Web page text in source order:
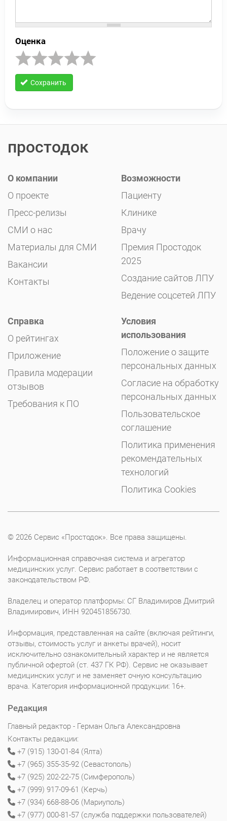
Оценка
Сохранить
простодок
О компании
О проекте
Пресс-релизы
СМИ о нас
Материалы для СМИ
Вакансии
Контакты
Возможности
Пациенту
Клинике
Врачу
Премия Простодок
2025
Создание сайтов ЛПУ
Ведение соцсетей ЛПУ
Справка
О рейтингах
Приложение
Правила модерации
отзывов
Требования к ПО
Условия
использования
Положение о защите
персональных данных
Согласие на обработку
персональных данных
Пользовательское
соглашение
Политика применения
рекомендательных
технологий
Политика Cookies
© 2026 Сервис «Простодок». Все права защищены.
Информационная справочная система и агрегатор
медицинских услуг. Сервис работает в соответствии с
законодательством РФ.
Владелец и оператор платформы: СГ Владимиров Дмитрий
Владимирович, ИНН 920451856730.
Информация, представленная на сайте (включая рейтинги,
отзывы, стоимость услуг и анкеты врачей), носит
исключительно ознакомительный характер и не является
публичной офертой (ст. 437 ГК РФ). Сервис не оказывает
медицинских услуг и не заменяет очную консультацию
врача. Категория информационной продукции: 16+.
Редакция
Главный редактор - Герман Ольга Александровна
Контакты редакции:
+7 (915) 130-01-84 (Ялта)
+7 (965) 355-35-92 (Севастополь)
+7 (925) 202-22-75 (Симферополь)
+7 (999) 917-09-61 (Керчь)
+7 (934) 668-88-06 (Мариуполь)
+7 (977) 000-81-57 (служба поддержки пользователей)